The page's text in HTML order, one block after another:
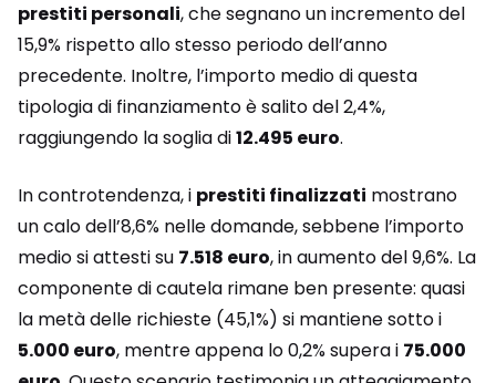
prestiti personali, che segnano un incremento del
15,9% rispetto allo stesso periodo dell’anno
precedente. Inoltre, l’importo medio di questa
tipologia di finanziamento è salito del 2,4%,
raggiungendo la soglia di12.495 euro.
In controtendenza, i prestiti finalizzati mostrano
un calo dell’8,6% nelle domande, sebbene l’importo
medio si attesti su 7.518 euro, in aumento del 9,6%. La
componente di cautela rimane ben presente: quasi
la metà delle richieste (45,1%) si mantiene sotto i
5.000 euro, mentre appena lo 0,2% supera i 75.000